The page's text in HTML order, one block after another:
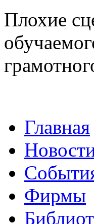
Плохие
Главная
Фирмы